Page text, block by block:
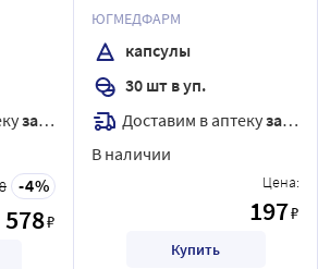
завтра
4
578₽
югмедфарм
ЮГМЕДФАРМ
капсулы
30 шт в уп.
Доставим в аптекузавтра
В наличии
Цена:
197₽
Купить